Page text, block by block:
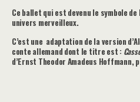
Ce ballet qui est devenu le symbole
univers merveilleux.
C’est une adaptation de la version
conte allemand dont le titre est :
d’Ernst Theodor Amadeus Hoffmann,